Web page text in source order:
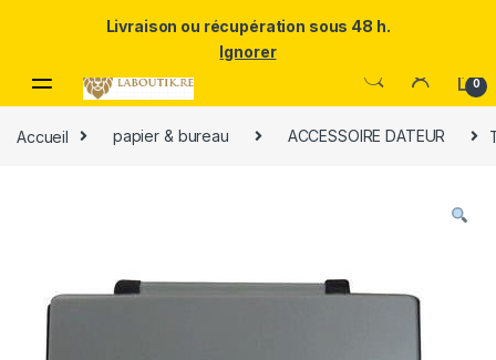
puissance et l'élégance du Samsung Galaxy S25 Ultra à prix réduit.
0
Accueil papier & bureau ACCESSOIRE DATEUR
Livraison ou récupération sous 48 h.
Ignorer